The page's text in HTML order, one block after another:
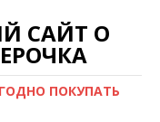
САЙТ О
ПОКУПАТЬ